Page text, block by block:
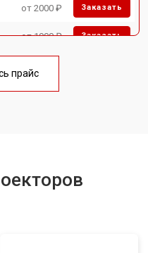
от 2000 ₽ Заказать
от 1900 ₽ Заказать
прайс